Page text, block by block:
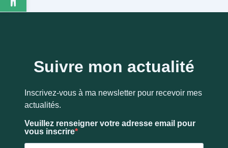
Suivre mon actualité
Inscrivez-vous à ma newsletter pour recevoir mes
actualités.
Veuillez renseigner votre adresse email pour
vous inscrire